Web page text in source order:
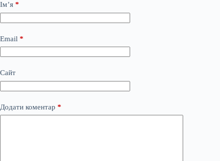
Ім’я *
Email *
Сайт
Додати коментар *